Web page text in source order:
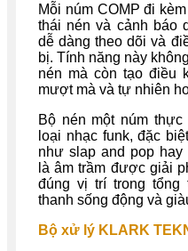
Mỗi núm COMP đi
thái nén và cảnh báo
dễ dàng theo dõi và
bị. Tính năng này
nén mà còn tạo điều
mượt mà và tự nhiên
Bộ nén một núm
loại nhạc funk, đặc
như slap and pop hay
là âm trầm được giải
đúng vị trí trong tổng
thanh sống động và
Bộ xử lý KLARK